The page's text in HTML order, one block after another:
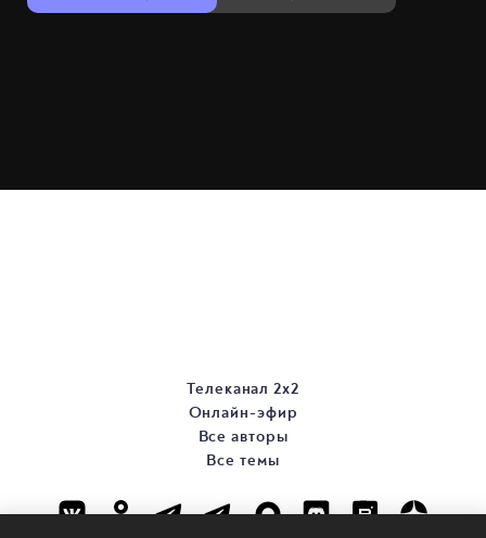
Телеканал 2х2
Онлайн-эфир
Все авторы
Все темы